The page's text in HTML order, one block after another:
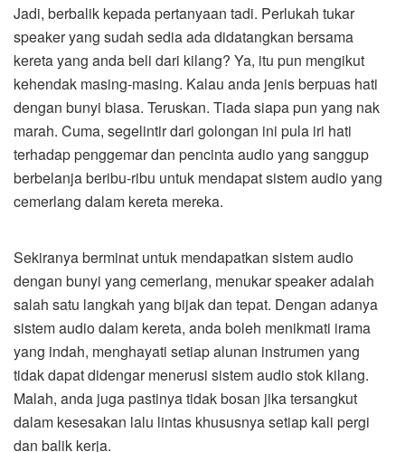
Jadi, berbalik kepada pertanyaan tadi. Perlukah tukar
speaker yang sudah sedia ada didatangkan bersama
kereta yang anda beli dari kilang? Ya, itu pun mengikut
kehendak masing-masing. Kalau anda jenis berpuas hati
dengan bunyi biasa. Teruskan. Tiada siapa pun yang nak
marah. Cuma, segelintir dari golongan ini pula iri hati
terhadap penggemar dan pencinta audio yang sanggup
berbelanja beribu-ribu untuk mendapat sistem audio yang
cemerlang dalam kereta mereka.
Sekiranya berminat untuk mendapatkan sistem audio
dengan bunyi yang cemerlang, menukar speaker adalah
salah satu langkah yang bijak dan tepat. Dengan adanya
sistem audio dalam kereta, anda boleh menikmati irama
yang indah, menghayati setiap alunan instrumen yang
tidak dapat didengar menerusi sistem audio stok kilang.
Malah, anda juga pastinya tidak bosan jika tersangkut
dalam kesesakan lalu lintas khususnya setiap kali pergi
dan balik kerja.